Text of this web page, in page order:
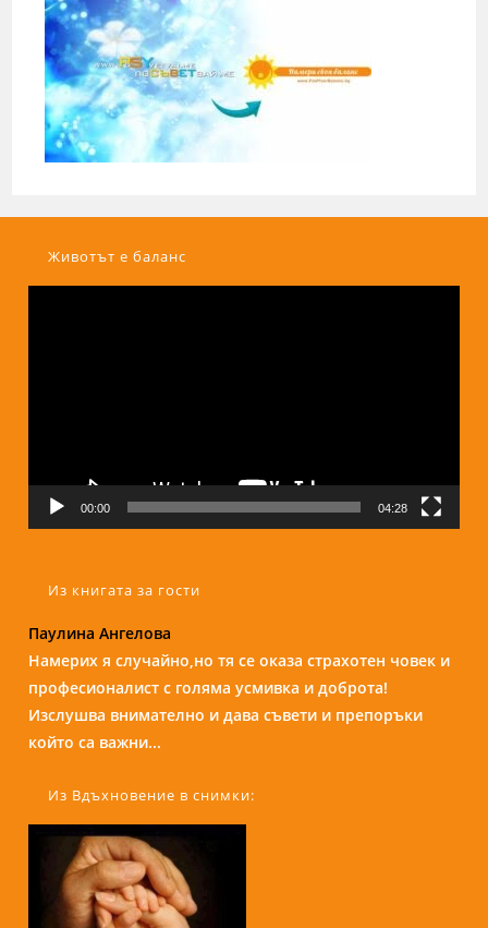
Животът е баланс
00:00 04:28
Из книгата за гости
Паулина Ангелова
Намерих я случайно,но тя се оказа страхотен човек и
професионалист с голяма усмивка и доброта!
Изслушва внимателно и дава съвети и препоръки
който са важни...
Надежда Б.
Бори е изключителен човек и специалист. С
присъствието и усмивката си те кара да се чувстваш
спокойно и уютно сякаш си на кафе с приятелка....